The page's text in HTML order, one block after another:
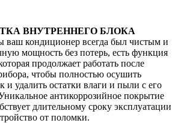
ВНУТРЕННЕГО БЛОКА
ваш кондиционер всегда был чистым и
мощность без потерь, есть функция
продолжает работать после
чтобы полностью осушить
и удалить остатки влаги и пыли с его
антикоррозийное покрытие
длительному сроку эксплуатации
от поломки.